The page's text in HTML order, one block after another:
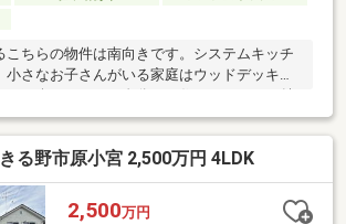
こちらの物件は南向きです。システムキッチ
小さなお子さんがいる家庭はウッドデッキで
す。浴室は冷めた湯を再び沸かせる追焚機能
放感溢れる室内が魅力の、4LDKの物件はこち
上ですので、広々とスペースを使うことがで
る野市原小宮 2,500万円 4LDK
2,500万円